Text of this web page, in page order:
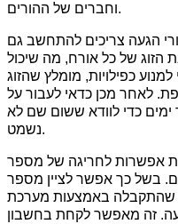
וחברים של ההורים.
הגעה צריכים להתחשב גם
הזוג של כל אורח, מה שיכול
כפילויות, מומלץ שהזוג
לאחר מכן כדאי לעבור על
כדי לוודא ששום שם לא
נשמט.
אפשרות לחריגה של מספר
בשל כך אפשר לציין מספר
שהתקבלה באמצעות מערכת
זה מאפשר לקחת בחשבון